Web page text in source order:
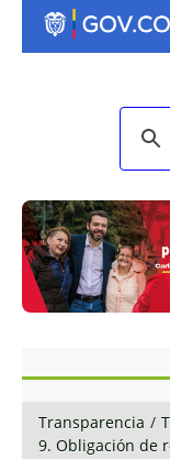
Transparencia /
9. Obligación de